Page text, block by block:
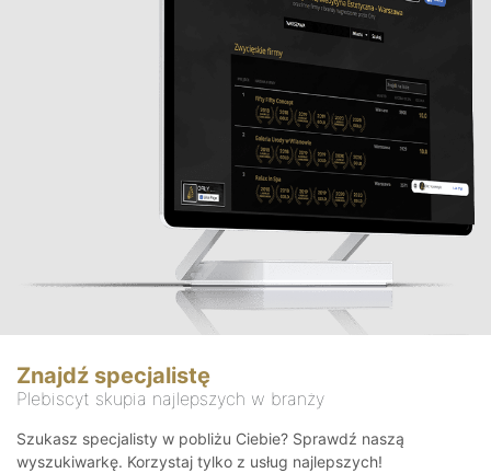
Znajdź specjalistę
Plebiscyt skupia najlepszych w branży
Szukasz specjalisty w pobliżu Ciebie? Sprawdź naszą
wyszukiwarkę. Korzystaj tylko z usług najlepszych!